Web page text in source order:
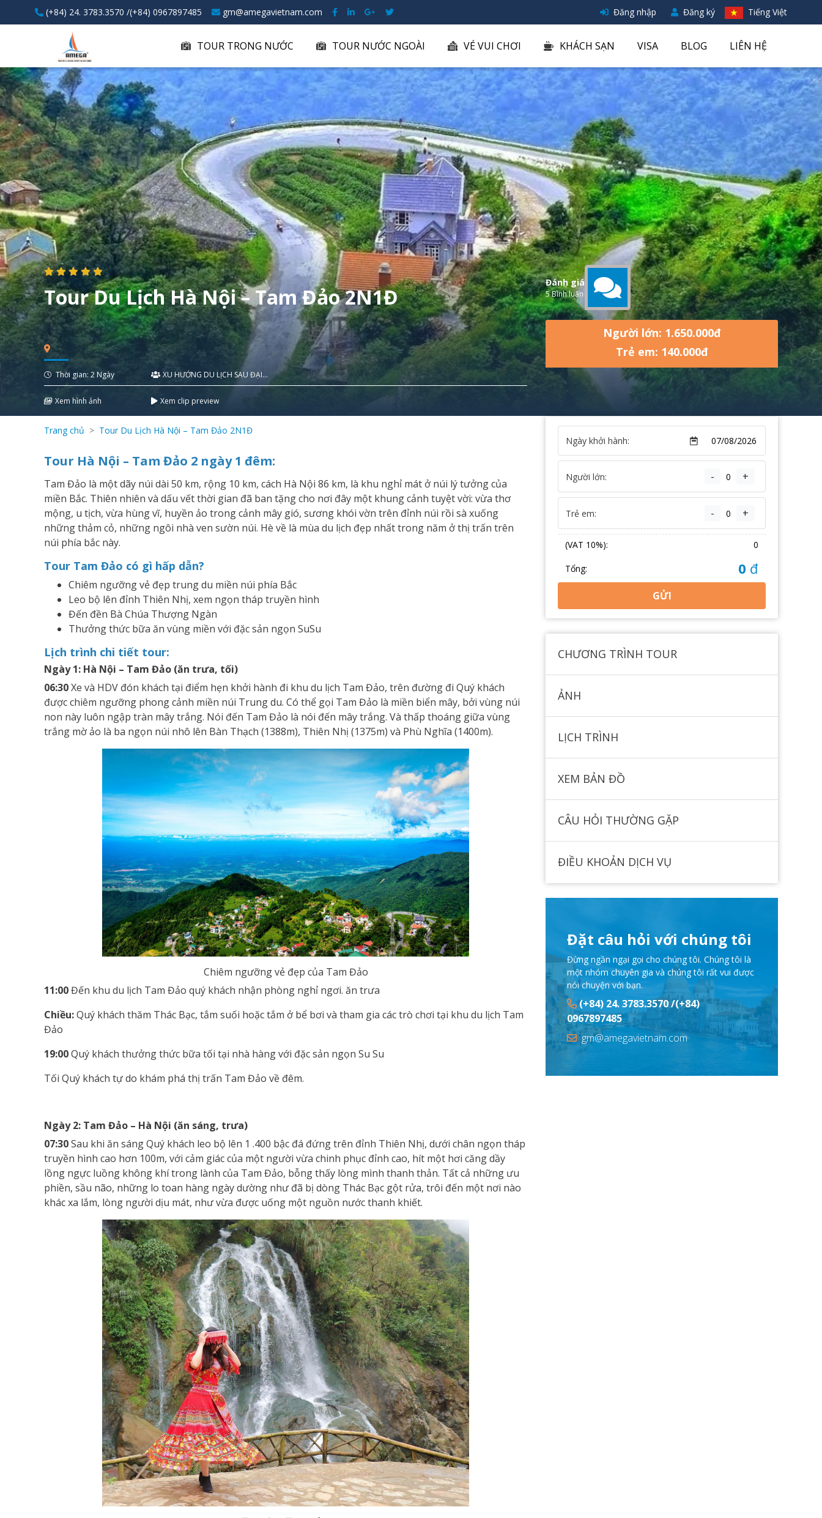
(+84) 24. 3783.3570 /(+84) 0967897485 gm@amegavietnam.com Đăng nhập Đăng ký Tiếng Việt
TOUR TRONG NƯỚC TOUR NƯỚC NGOÀI VÉ VUI CHƠI KHÁCH SẠN VISA BLOG LIÊN HỆ
Tour Du Lịch Hà Nội – Tam Đảo 2N1Đ
Thời gian: 2 Ngày
XU HƯỚNG DU LỊCH SAU ĐẠI
DỊCH
Xem hình ảnh
Xem clip preview
Đánh giá
5 Bình luận
Người lớn: 1.650.000đ
Trẻ em: 140.000đ
Trang chủ Tour Du Lịch Hà Nội – Tam Đảo 2N1Đ
Tour Hà Nội – Tam Đảo 2 ngày 1 đêm:
Tam Đảo là một dãy núi dài 50 km, rộng 10 km, cách Hà Nội 86 km, là khu nghỉ mát ở núi lý tưởng của
miền Bắc. Thiên nhiên và dấu vết thời gian đã ban tặng cho nơi đây một khung cảnh tuyệt vời: vừa thơ
mộng, u tịch, vừa hùng vĩ, huyền ảo trong cảnh mây gió, sương khói vờn trên đỉnh núi rồi sà xuống
những thảm cỏ, những ngôi nhà ven sườn núi. Hè về là mùa du lịch đẹp nhất trong năm ở thị trấn trên
núi phía bắc này.
Tour Tam Đảo có gì hấp dẫn?
Chiêm ngưỡng vẻ đẹp trung du miền núi phía Bắc
Leo bộ lên đỉnh Thiên Nhị, xem ngọn tháp truyền hình
Đến đền Bà Chúa Thượng Ngàn
Thưởng thức bữa ăn vùng miền với đặc sản ngọn SuSu
Lịch trình chi tiết tour:
Ngày 1: Hà Nội – Tam Đảo (ăn trưa, tối)
06:30Xe và HDV đón khách tại điểm hẹn khởi hành đi khu du lịch Tam Đảo, trên đường đi Quý khách
được chiêm ngưỡng phong cảnh miền núi Trung du. Có thể gọi Tam Đảo là miền biển mây, bởi vùng núi
non này luôn ngập tràn mây trắng. Nói đến Tam Đảo là nói đến mây trắng. Và thấp thoáng giữa vùng
trắng mờ ảo là ba ngọn núi nhô lên Bàn Thạch (1388m), Thiên Nhị (1375m) và Phù Nghĩa (1400m).
Chiêm ngưỡng vẻ đẹp của Tam Đảo
11:00Đến khu du lịch Tam Đảo quý khách nhận phòng nghỉ ngơi. ăn trưa
Chiều:Quý khách thăm Thác Bạc, tắm suối hoặc tắm ở bể bơi và tham gia các trò chơi tại khu du lịch Tam
Đảo
19:00Quý khách thưởng thức bữa tối tại nhà hàng với đặc sản ngọn Su Su
Tối Quý khách tự do khám phá thị trấn Tam Đảo về đêm.
Ngày 2: Tam Đảo – Hà Nội (ăn sáng, trưa)
07:30Sau khi ăn sáng Quý khách leo bộ lên 1 .400 bậc đá đứng trên đỉnh Thiên Nhị, dưới chân ngọn tháp
truyền hình cao hơn 100m, với cảm giác của một người vừa chinh phục đỉnh cao, hít một hơi căng dầy
lồng ngực luồng không khí trong lành của Tam Đảo, bỗng thấy lòng mình thanh thản. Tất cả những ưu
phiền, sầu não, những lo toan hàng ngày dường như đã bị dòng Thác Bạc gột rửa, trôi đến một nơi nào
khác xa lắm, lòng người dịu mát, như vừa được uống một nguồn nước thanh khiết.
Ngày khởi hành:
Người lớn: - +
Trẻ em: - +
(VAT 10%): 0
Tổng: 0 đ
GỬI
CHƯƠNG TRÌNH TOUR
ẢNH
LỊCH TRÌNH
XEM BẢN ĐỒ
CÂU HỎI THƯỜNG GẶP
ĐIỀU KHOẢN DỊCH VỤ
Đặt câu hỏi với chúng tôi
Đừng ngần ngại gọi cho chúng tôi. Chúng tôi là
một nhóm chuyên gia và chúng tôi rất vui được
nói chuyện với bạn.
(+84) 24. 3783.3570 /(+84)
0967897485
gm@amegavietnam.com